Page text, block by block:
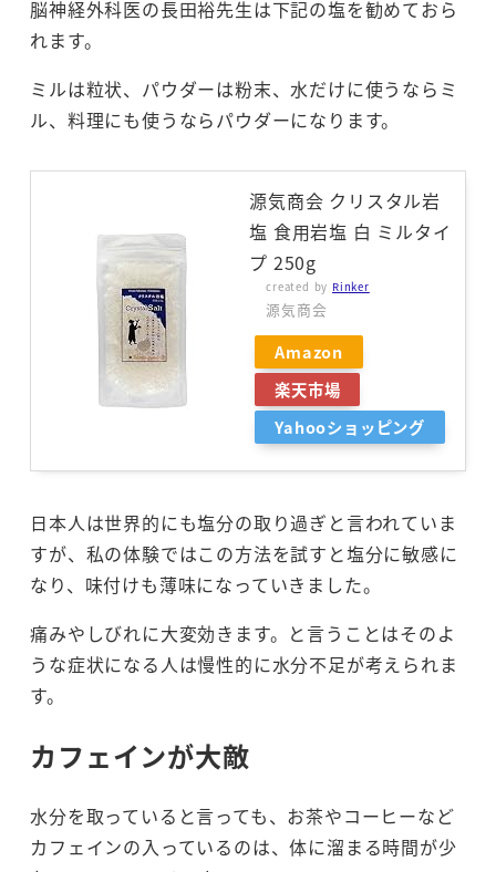
脳神経外科医の長田裕先生は下記の塩を勧めておら
れます。
ミルは粒状、パウダーは粉末、水だけに使うならミ
ル、料理にも使うならパウダーになります。
源気商会 クリスタル岩
塩 食用岩塩 白 ミルタイ
プ 250g
created by Rinker
源気商会
Amazon
楽天市場
Yahooショッピング
日本人は世界的にも塩分の取り過ぎと言われていま
すが、私の体験ではこの方法を試すと塩分に敏感に
なり、味付けも薄味になっていきました。
痛みやしびれに大変効きます。と言うことはそのよ
うな症状になる人は慢性的に水分不足が考えられま
す。
カフェインが大敵
水分を取っていると言っても、お茶やコーヒーなど
カフェインの入っているのは、体に溜まる時間が少